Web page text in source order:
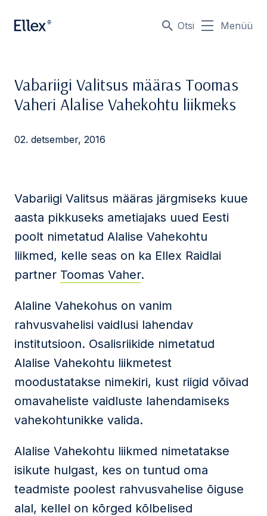
Otsi Menüü
Vabariigi Valitsus määras Toomas
Vaheri Alalise Vahekohtu liikmeks
02. detsember, 2016
Vabariigi Valitsus määras järgmiseks kuue
aasta pikkuseks ametiajaks uued Eesti
poolt nimetatud Alalise Vahekohtu
liikmed, kelle seas on ka Ellex Raidlai
partner Toomas Vaher.
Alaline Vahekohus on vanim
rahvusvahelisi vaidlusi lahendav
institutsioon. Osalisriikide nimetatud
Alalise Vahekohtu liikmetest
moodustatakse nimekiri, kust riigid võivad
omavaheliste vaidluste lahendamiseks
vahekohtunikke valida.
Alalise Vahekohtu liikmed nimetatakse
isikute hulgast, kes on tuntud oma
teadmiste poolest rahvusvahelise õiguse
alal, kellel on kõrged kõlbelised